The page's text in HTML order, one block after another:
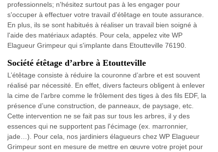
professionnels; n'hésitez surtout pas à les engager pour
s'occuper à effectuer votre travail d'étêtage en toute assurance.
En plus, ils se sont habitués à réaliser un travail bien soigné à
l'aide des matériaux adaptés. Pour cela, appelez vite WP
Elagueur Grimpeur qui s'implante dans Etoutteville 76190.
Société étêtage d’arbre à Etoutteville
L’étêtage consiste à réduire la couronne d’arbre et est souvent
réalisé par nécessité. En effet, divers facteurs obligent à enlever
la cime de l’arbre comme le frôlement des tiges à des fils EDF, la
présence d’une construction, de panneaux, de paysage, etc.
Cette intervention ne se fait pas sur tous les arbres, il y des
essences qui ne supportent pas l'écimage (ex. marronnier,
jade…). Pour cela, nos jardiniers élagueurs chez WP Elagueur
Grimpeur sont en mesure de mettre en œuvre votre projet pour